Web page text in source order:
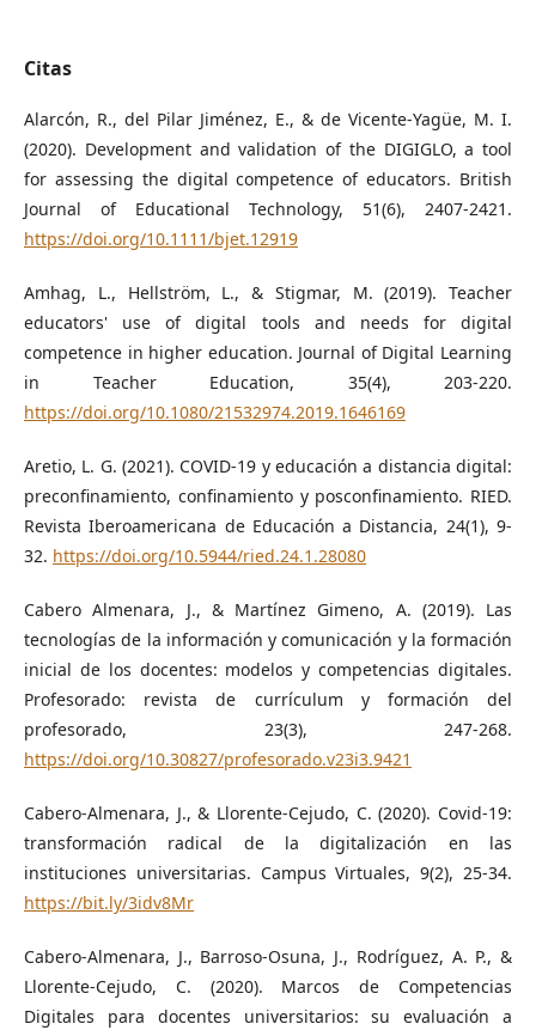
Citas
Alarcón, R., del Pilar Jiménez, E., & de Vicente‐Yagüe, M. I.
(2020). Development and validation of the DIGIGLO, a tool
for assessing the digital competence of educators. British
Journal of Educational Technology, 51(6), 2407-2421.
https://doi.org/10.1111/bjet.12919
Amhag, L., Hellström, L., & Stigmar, M. (2019). Teacher
educators' use of digital tools and needs for digital
competence in higher education. Journal of Digital Learning
in Teacher Education, 35(4), 203-220.
https://doi.org/10.1080/21532974.2019.1646169
Aretio, L. G. (2021). COVID-19 y educación a distancia digital:
preconfinamiento, confinamiento y posconfinamiento. RIED.
Revista Iberoamericana de Educación a Distancia, 24(1), 9-
32. https://doi.org/10.5944/ried.24.1.28080
Cabero Almenara, J., & Martínez Gimeno, A. (2019). Las
tecnologías de la información y comunicación y la formación
inicial de los docentes: modelos y competencias digitales.
Profesorado: revista de currículum y formación del
profesorado, 23(3), 247-268.
https://doi.org/10.30827/profesorado.v23i3.9421
Cabero-Almenara, J., & Llorente-Cejudo, C. (2020). Covid-19:
transformación radical de la digitalización en las
instituciones universitarias. Campus Virtuales, 9(2), 25-34.
https://bit.ly/3idv8Mr
Cabero-Almenara, J., Barroso-Osuna, J., Rodríguez, A. P., &
Llorente-Cejudo, C. (2020). Marcos de Competencias
Digitales para docentes universitarios: su evaluación a